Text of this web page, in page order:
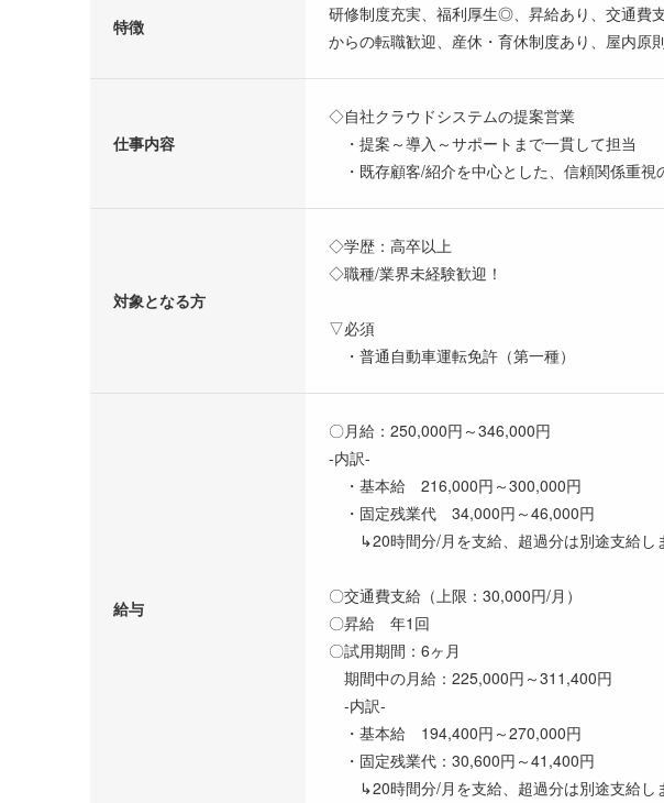
特徴
研修制度充実、福利厚生◎、昇給あり、交通費
からの転職歓迎、産休・育休制度あり、屋内原
仕事内容
◇自社クラウドシステムの提案営業
・提案～導入～サポートまで一貫して担当
・既存顧客/紹介を中心とした、信頼関係重視
対象となる方
◇学歴：高卒以上
◇職種/業界未経験歓迎！
▽必須
・普通自動車運転免許（第一種）
給与
〇月給：250,000円～346,000円
-内訳-
・基本給 216,000円～300,000円
・固定残業代 34,000円～46,000円
↳20時間分/月を支給、超過分は別途支給しま
〇交通費支給（上限：30,000円/月）
〇昇給 年1回
〇試用期間：6ヶ月
期間中の月給：225,000円～311,400円
-内訳-
・基本給 194,400円～270,000円
・固定残業代：30,600円～41,400円
↳20時間分/月を支給、超過分は別途支給しま